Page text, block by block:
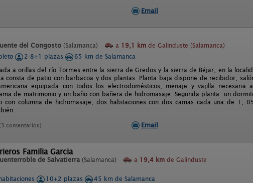
Email
del Congosto (Salamanca) a 19,1 km de Galinduste (Salamanca)
2-8+1 plazas
65 km de Salamanca
a orillas del río Tormes entre la sierra de Gredos y la sierra de Béjar, en la
consta de patio con barbacoa y dos plantas. Planta baja dispone de recibidor,
equipada con todos los electrodomésticos, menaje y vajilla necesaria
de matrimonio y un baño con bañera de hidromasaje. Segunda planta: un
columna de hidromasaje; dos habitaciones con dos camas cada una de 1,
(3 comentarios) Email
Familia Garcia
de Salvatierra (Salamanca) a 19,4 km de Galinduste
10+2 plazas
45 km de Salamanca